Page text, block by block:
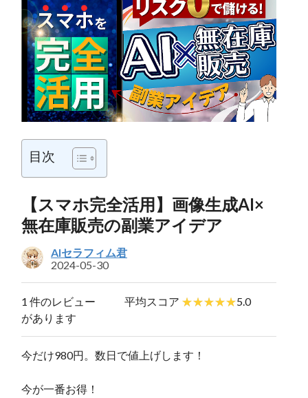
目次
【スマホ完全活用】画像生成AI×
無在庫販売の副業アイデア
AIセラフィム君
2024-05-30
1 件のレビュー
があります
平均スコア 5.0
今だけ980円。数日で値上げします！
今が一番お得！